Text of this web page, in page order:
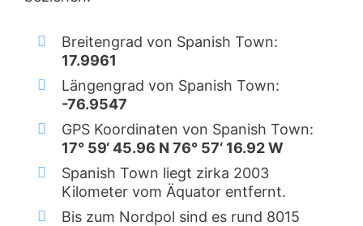
Breitengrad von Spanish Town:
17.9961
Längengrad von Spanish Town:
-76.9547
GPS Koordinaten von Spanish Town:
17° 59‘ 45.96 N 76° 57‘ 16.92 W
Spanish Town liegt zirka 2003
Kilometer vom Äquator entfernt.
Bis zum Nordpol sind es rund 8015